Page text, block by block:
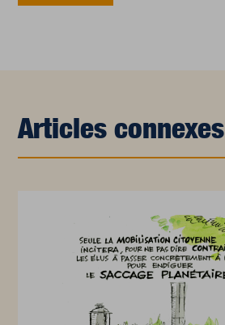
Articles connexes